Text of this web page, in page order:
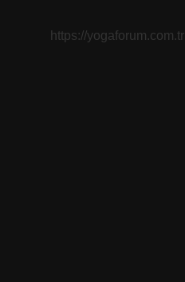
https://yogaforum.com.tr